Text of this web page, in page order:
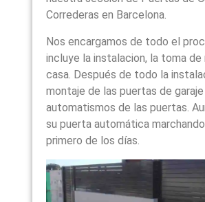
Correderas en Barcelona.
Nos encargamos de todo el
incluye la instalacion, la toma de
casa. Después de todo la
montaje de las puertas de
automatismos de las puertas.
su puerta automática
primero de los días.